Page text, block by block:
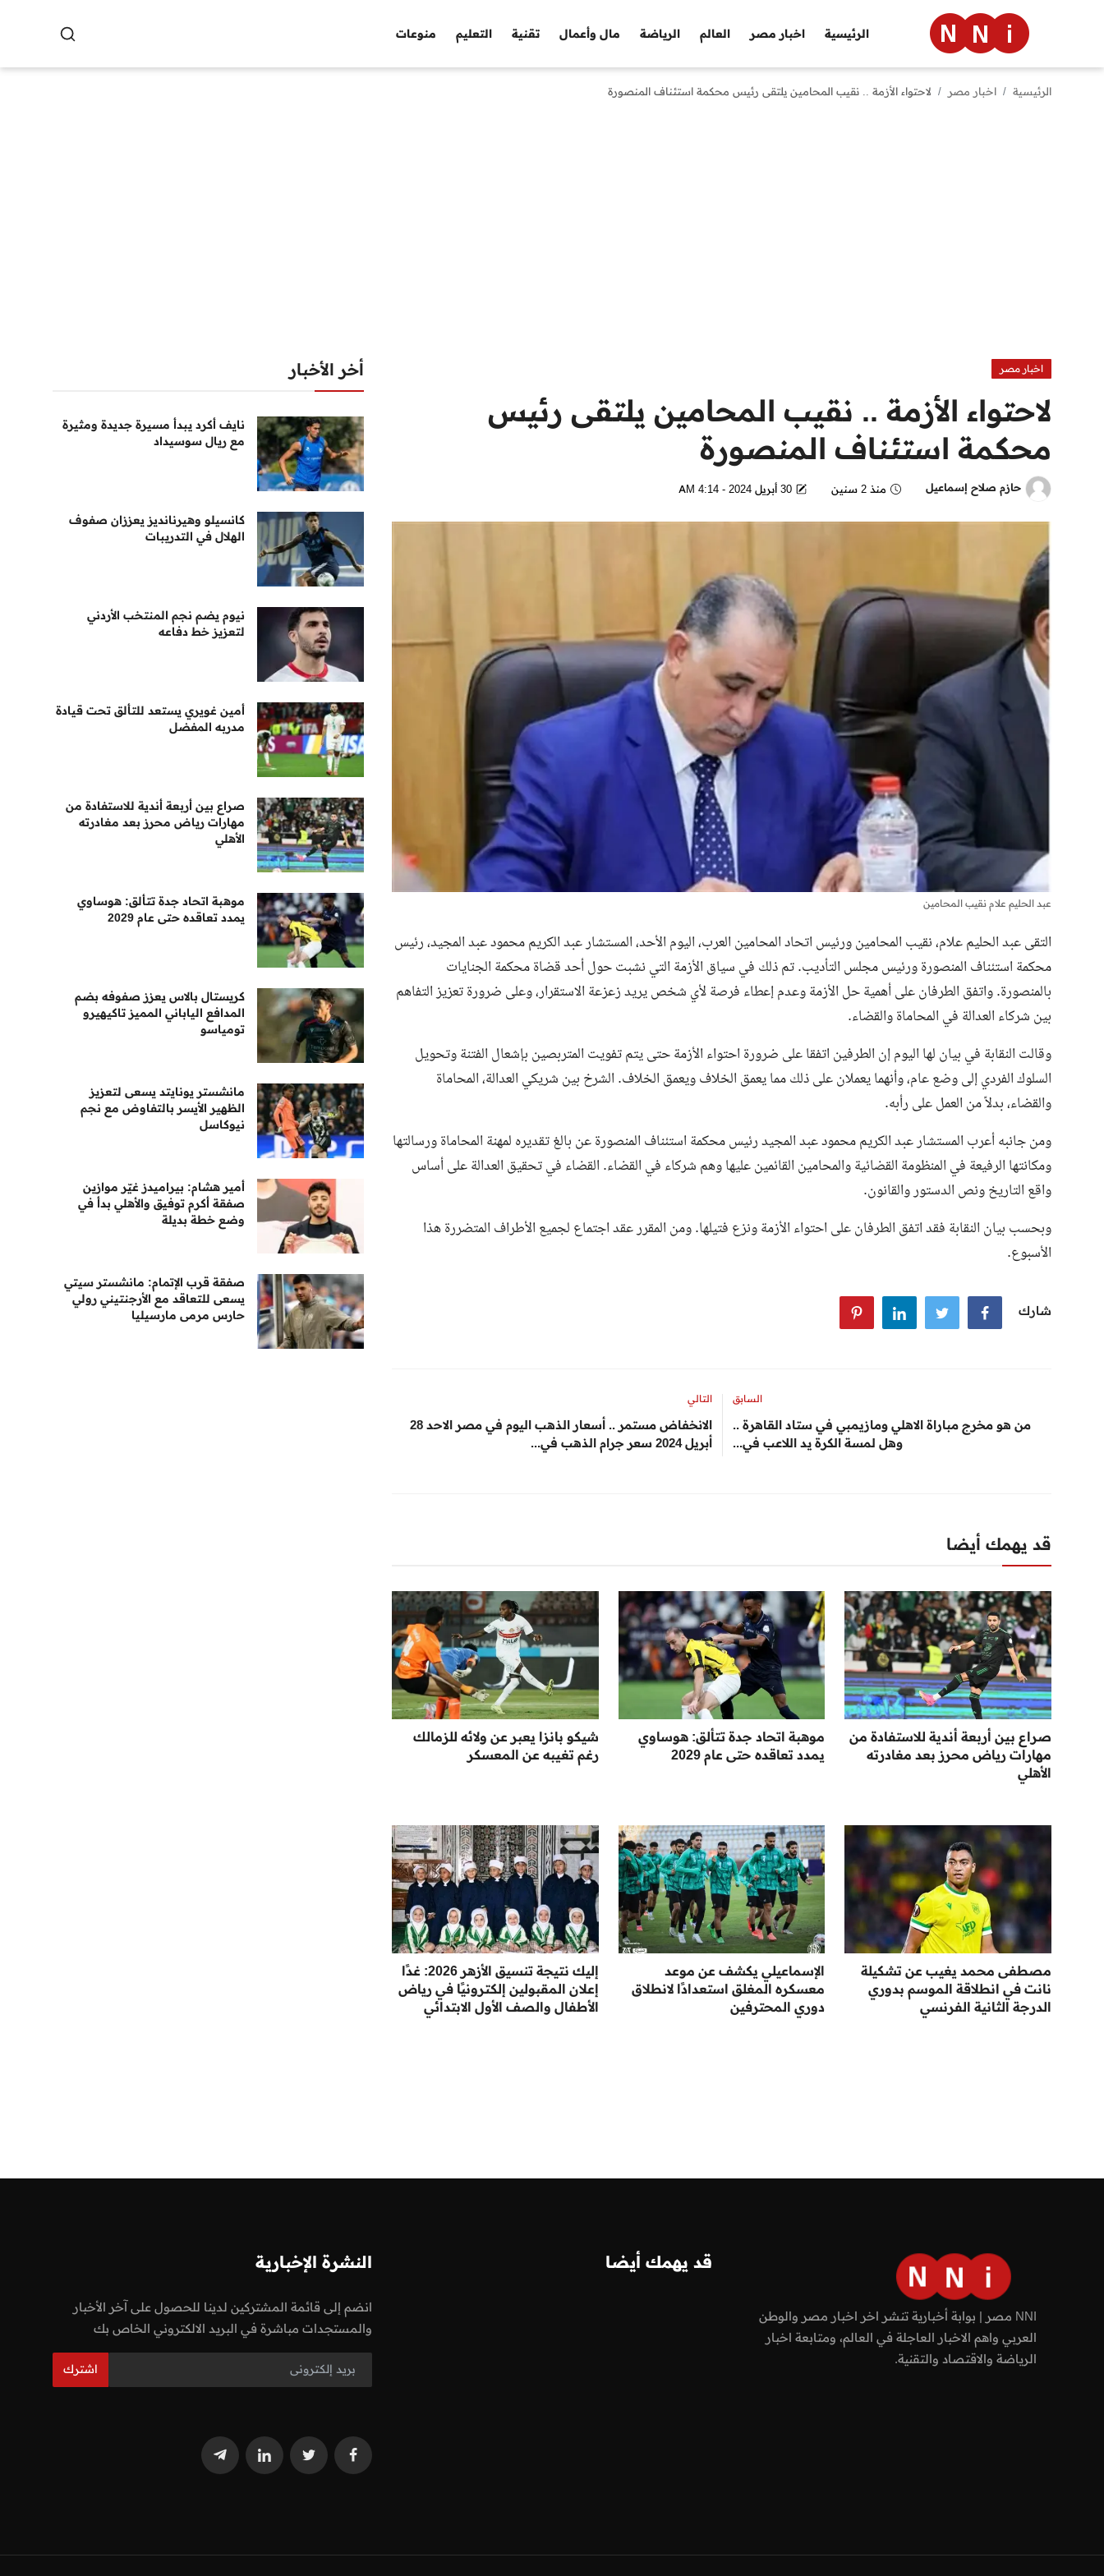
الرئيسية اخبار مصر العالم الرياضة مال وأعمال تقنية التعليم منوعات
منوعات
الرئيسية اخبار مصر لاحتواء الأزمة .. نقيب المحامين يلتقى رئيس محكمة استئناف المنصورة
اخبار مصر
لاحتواء الأزمة .. نقيب المحامين يلتقى رئيس
محكمة استئناف المنصورة
حازم صلاح إسماعيل منذ 2 سنين 30 أبريل 2024 - 4:14 AM
عبد الحليم علام نقيب المحامين
التقى عبد الحليم علام، نقيب المحامين ورئيس اتحاد المحامين العرب، اليوم الأحد، المستشار عبد الكريم محمود عبد المجيد، رئيس
محكمة استئناف المنصورة ورئيس مجلس التأديب. تم ذلك في سياق الأزمة التي نشبت حول أحد قضاة محكمة الجنايات
بالمنصورة. واتفق الطرفان على أهمية حل الأزمة وعدم إعطاء فرصة لأي شخص يريد زعزعة الاستقرار، وعلى ضرورة تعزيز التفاهم
بين شركاء العدالة في المحاماة والقضاء.
وقالت النقابة في بيان لها اليوم إن الطرفين اتفقا على ضرورة احتواء الأزمة حتى يتم تفويت المتربصين بإشعال الفتنة وتحويل
السلوك الفردي إلى وضع عام، وأنهما يعملان على ذلك مما يعمق الخلاف ويعمق الخلاف. الشرخ بين شريكي العدالة، المحاماة
والقضاء، بدلاً من العمل على رأبه.
ومن جانبه أعرب المستشار عبد الكريم محمود عبد المجيد رئيس محكمة استئناف المنصورة عن بالغ تقديره لمهنة المحاماة ورسالتها
ومكانتها الرفيعة في المنظومة القضائية والمحامين القائمين عليها وهم شركاء في القضاء. القضاء في تحقيق العدالة على أساس
واقع التاريخ ونص الدستور والقانون.
وبحسب بيان النقابة فقد اتفق الطرفان على احتواء الأزمة ونزع فتيلها. ومن المقرر عقد اجتماع لجميع الأطراف المتضررة هذا
الأسبوع.
شارك
السابق
من هو مخرج مباراة الاهلي ومازيمبي في ستاد القاهرة ..
وهل لمسة الكرة يد اللاعب في...
التالي
الانخفاض مستمر .. أسعار الذهب اليوم في مصر الاحد 28
أبريل 2024 سعر جرام الذهب في...
قد يهمك أيضا
صراع بين أربعة أندية للاستفادة من
مهارات رياض محرز بعد مغادرته
الأهلي
موهبة اتحاد جدة تتألق: هوساوي
يمدد تعاقده حتى عام 2029
شيكو بانزا يعبر عن ولائه للزمالك
رغم تغيبه عن المعسكر
مصطفى محمد يغيب عن تشكيلة
نانت في انطلاقة الموسم بدوري
الدرجة الثانية الفرنسي
الإسماعيلي يكشف عن موعد
معسكره المغلق استعدادًا لانطلاق
دوري المحترفين
إليك نتيجة تنسيق الأزهر 2026: غدًا
إعلان المقبولين إلكترونيًا في رياض
الأطفال والصف الأول الابتدائي
أخر الأخبار
نايف أكرد يبدأ مسيرة جديدة ومثيرة
مع ريال سوسيداد
كانسيلو وهيرنانديز يعززان صفوف
الهلال في التدريبات
نيوم يضم نجم المنتخب الأردني
لتعزيز خط دفاعه
أمين غويري يستعد للتألق تحت قيادة
مدربه المفضل
صراع بين أربعة أندية للاستفادة من
مهارات رياض محرز بعد مغادرته
الأهلي
موهبة اتحاد جدة تتألق: هوساوي
يمدد تعاقده حتى عام 2029
كريستال بالاس يعزز صفوفه بضم
المدافع الياباني المميز تاكيهيرو
تومياسو
مانشستر يونايتد يسعى لتعزيز
الظهير الأيسر بالتفاوض مع نجم
نيوكاسل
أمير هشام: بيراميدز غيّر موازين
صفقة أكرم توفيق والأهلي بدأ في
وضع خطة بديلة
صفقة قرب الإتمام: مانشستر سيتي
يسعى للتعاقد مع الأرجنتيني رولي
حارس مرمى مارسيليا
NNI مصر | بوابة أخبارية تنشر اخر اخبار مصر والوطن
العربي واهم الاخبار العاجلة في العالم، ومتابعة اخبار
الرياضة والاقتصاد والتقنية.
قد يهمك أيضا النشرة الإخبارية
انضم إلى قائمة المشتركين لدينا للحصول على آخر الأخبار
والمستجدات مباشرة في البريد الالكتروني الخاص بك
اشترك